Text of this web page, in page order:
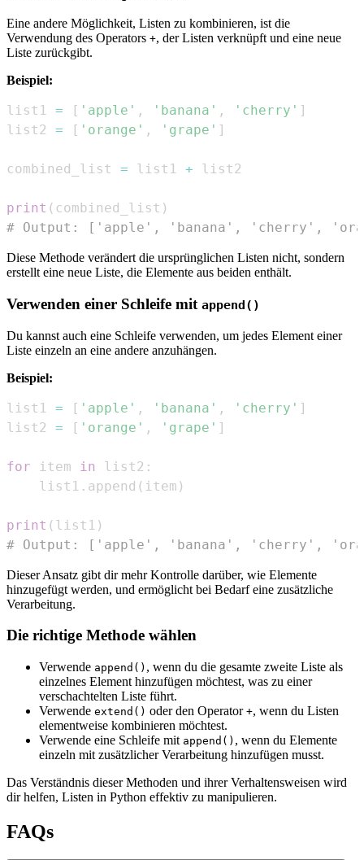
Eine andere Möglichkeit, Listen zu kombinieren, ist die
Verwendung des Operators +, der Listen verknüpft und eine neue
Liste zurückgibt.
Beispiel:
list1 = [ 'apple' , 'banana' , 'cherry' ]
list2 = [ 'orange' , 'grape' ]
combined_list = list1 +
print ( combined_list )
# Output: ['apple', 'banana', 'cherry',
Diese Methode verändert die ursprünglichen Listen nicht, sondern
erstellt eine neue Liste, die Elemente aus beiden enthält.
Verwenden einer Schleife mit append()
Du kannst auch eine Schleife verwenden, um jedes Element einer
Liste einzeln an eine andere anzuhängen.
Beispiel:
list1 = [ 'apple' , 'banana' , 'cherry' ]
list2 = [ 'orange' , 'grape' ]
for item in list2 :
    list1
. append ( item )
print ( list1 )
# Output: ['apple', 'banana', 'cherry',
Dieser Ansatz gibt dir mehr Kontrolle darüber, wie Elemente
hinzugefügt werden, und ermöglicht bei Bedarf eine zusätzliche
Verarbeitung.
Die richtige Methode wählen
Verwende append() , wenn du die gesamte zweite Liste als
einzelnes Element hinzufügen möchtest, was zu einer
verschachtelten Liste führt.
Verwende extend() oder den Operator +, wenn du Listen
elementweise kombinieren möchtest.
Verwende eine Schleife mit append() , wenn du Elemente
einzeln mit zusätzlicher Verarbeitung hinzufügen musst.
Das Verständnis dieser Methoden und ihrer Verhaltensweisen wird
dir helfen, Listen in Python effektiv zu manipulieren.
FAQs